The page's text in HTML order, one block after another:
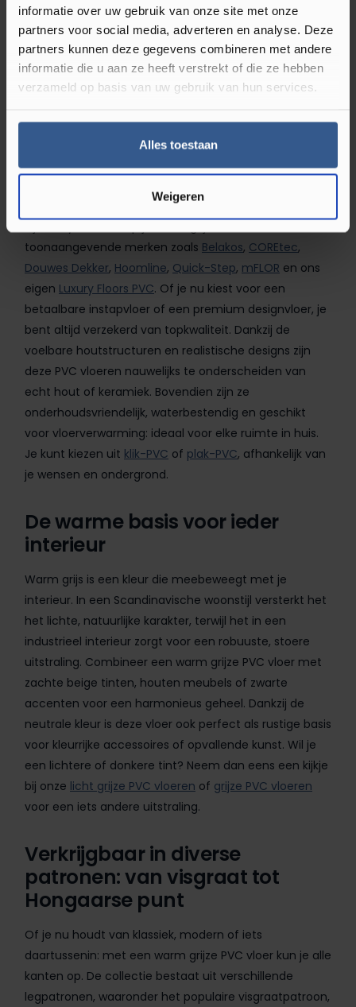
informatie over uw gebruik van onze site met onze
partners voor social media, adverteren en analyse. Deze
partners kunnen deze gegevens combineren met andere
informatie die u aan ze heeft verstrekt of die ze hebben
verzameld op basis van uw gebruik van hun services.
Alles toestaan
Weigeren
Direct leverbaar
Plak PVC
Pagina
1 Pagina
2 Pagina
3 Pagina
4
Topkwaliteit warm grijze PVC
vloeren van bekende merken
toonaangevende merken zoals Belakos, COREtec,
Douwes Dekker, Hoomline, Quick-Step, mFLOR en ons
eigen Luxury Floors PVC. Of je nu kiest voor een
betaalbare instapvloer of een premium designvloer, je
bent altijd verzekerd van topkwaliteit. Dankzij de
voelbare houtstructuren en realistische designs zijn
deze PVC vloeren nauwelijks te onderscheiden van
echt hout of keramiek. Bovendien zijn ze
onderhoudsvriendelijk, waterbestendig en geschikt
voor vloerverwarming: ideaal voor elke ruimte in huis.
Je kunt kiezen uit klik-PVC of plak-PVC, afhankelijk van
je wensen en ondergrond.
De warme basis voor ieder
interieur
Warm grijs is een kleur die meebeweegt met je
interieur. In een Scandinavische woonstijl versterkt het
het lichte, natuurlijke karakter, terwijl het in een
industrieel interieur zorgt voor een robuuste, stoere
uitstraling. Combineer een warm grijze PVC vloer met
zachte beige tinten, houten meubels of zwarte
accenten voor een harmonieus geheel. Dankzij de
neutrale kleur is deze vloer ook perfect als rustige basis
voor kleurrijke accessoires of opvallende kunst. Wil je
een lichtere of donkere tint? Neem dan eens een kijkje
bij onze licht grijze PVC vloeren of grijze PVC vloeren
voor een iets andere uitstraling.
Verkrijgbaar in diverse
patronen: van visgraat tot
Hongaarse punt
Of je nu houdt van klassiek, modern of iets
daartussenin: met een warm grijze PVC vloer kun je alle
kanten op. De collectie bestaat uit verschillende
legpatronen, waaronder het populaire visgraatpatroon,